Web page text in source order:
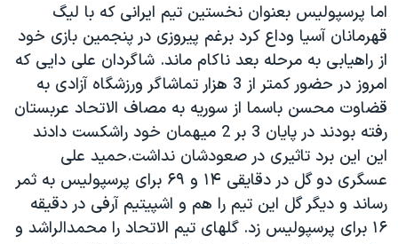
اما پرسپولیس بعنوان نخستین تیم ایرانی که با لیگ
قهرمانان آسیا وداع کرد برغم پیروزی در پنجمین بازی خود
از راهیابی به مرحله بعد ناکام ماند. شاگردان علی دایی که
امروز در حضور کمتر از 3 هزار تماشاگر ورزشگاه آزادی به
قضاوت محسن باسما از سوریه به مصاف الاتحاد عربستان
رفته بودند در پایان 3 بر 2 میهمان خود راشکست دادند
این این برد تاثیری در صعودشان نداشت.حمید علی
عسگری دو گل در دقایقی ۱۴ و ۶۹ برای پرسپولیس به ثمر
رساند و دیگر گل این تیم را هم و اشپیتیم آرفی در دقیقه
۱۶ برای پرسپولیس زد. گلهای تیم الاتحاد را محمدالراشد و